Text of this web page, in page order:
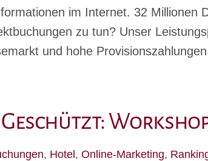
im Internet. 32 Millionen
zu tun? Unser
und hohe
Geschützt:
, Hotel , Online-Marketing,